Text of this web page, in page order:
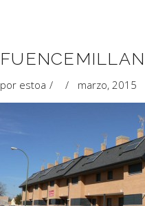
FUENCEMILLAN
por estoa marzo, 2015